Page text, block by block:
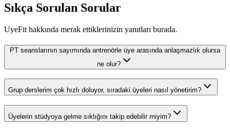
Sıkça Sorulan Sorular
UyeFit hakkında merak ettiklerinizin yanıtları burada.
PT seanslarının sayımında antrenörle üye arasında anlaşmazlık olursa
ne olur?
Grup derslerim çok hızlı doluyor, sıradaki üyeleri nasıl yönetirim?
Üyelerin stüdyoya gelme sıklığını takip edebilir miyim?